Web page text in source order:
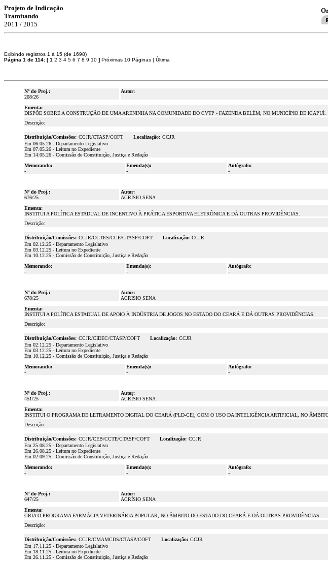
Projeto de Indicação
Tramitando
2011 / 2015
Exibindo registros 1 á 15 (de 1698)
Página 1 de 114: [1 2 3 4 5 6 7 8 9 10 ] Próximas 10 Páginas | Ùltima
Nº do Proj.:
208/26
Autor:
Ementa:
DISPÕE SOBRE A CONSTRUÇÃO DE UMA ARENINHA NA COMUNIDADE DO CVTP - FAZENDA BELÉM, NO MUNICÍPIO DE ICAPUÍ.
Descrição:
Distribuição/Comissões: CCJR/CTASP/COFT Localização: CCJR
Em 06.05.26 - Departamento Legislativo
Em 07.05.26 - Leitura no Expediente
Em 14.05.26 - Comissão de Constituição, Justiça e Redação
Memorando:
-
Emenda(s):
-
Autógrafo:
-
Nº do Proj.:
676/25
Autor:
ACRISIO SENA
Ementa:
INSTITUI A POLÍTICA ESTADUAL DE INCENTIVO À PRÁTICA ESPORTIVA ELETRÔNICA E DÁ OUTRAS PROVIDÊNCIAS.
Descrição:
Distribuição/Comissões: CCJR/CCTES/CCE/CTASP/COFT Localização: CCJR
Em 02.12.25 - Departamento Legislativo
Em 03.12.25 - Leitura no Expediente
Em 10.12.25 - Comissão de Constituição, Justiça e Redação
Memorando:
-
Emenda(s):
-
Autógrafo:
-
Nº do Proj.:
678/25
Autor:
ACRISIO SENA
Ementa:
INSTITUI A POLÍTICA ESTADUAL DE APOIO À INDÚSTRIA DE JOGOS NO ESTADO DO CEARÁ E DÁ OUTRAS PROVIDÊNCIAS.
Descrição:
Distribuição/Comissões: CCJR/CIDEC/CTASP/COFT Localização: CCJR
Em 02.12.25 - Departamento Legislativo
Em 03.12.25 - Leitura no Expediente
Em 10.12.25 - Comissão de Constituição, Justiça e Redação
Memorando:
-
Emenda(s):
-
Autógrafo:
-
Nº do Proj.:
451/25
Autor:
ACRÍSIO SENA
Ementa:
INSTITUI O PROGRAMA DE LETRAMENTO DIGITAL DO CEARÁ (PLD-CE), COM O USO DA INTELIGÊNCIA ARTIFICIAL, NO
Descrição:
Distribuição/Comissões: CCJR/CEB/CCTE/CTASP/COFT Localização: CCJR
Em 25.08.25 - Departamento Legislativo
Em 26.08.25 - Leitura no Expediente
Em 02.09.25 - Comissão de Constituição, Justiça e Redação
Memorando:
-
Emenda(s):
-
Autógrafo:
-
Nº do Proj.:
647/25
Autor:
ACRÍSIO SENA
Ementa:
CRIA O PROGRAMA FARMÁCIA VETERINÁRIA POPULAR, NO ÂMBITO DO ESTADO DO CEARÁ E DÁ OUTRAS PROVIDÊNCIAS.
Descrição:
Distribuição/Comissões: CCJR/CMAMCDS/CTASP/COFT Localização: CCJR
Em 17.11.25 - Departamento Legislativo
Em 18.11.25 - Leitura no Expediente
Em 26.11.25 - Comissão de Constituição, Justiça e Redação